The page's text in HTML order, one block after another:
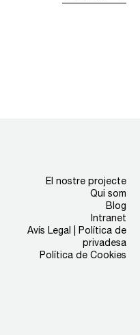
El nostre projecte
Qui som
Blog
Intranet
Avís Legal | Política de
privadesa
Política de Cookies